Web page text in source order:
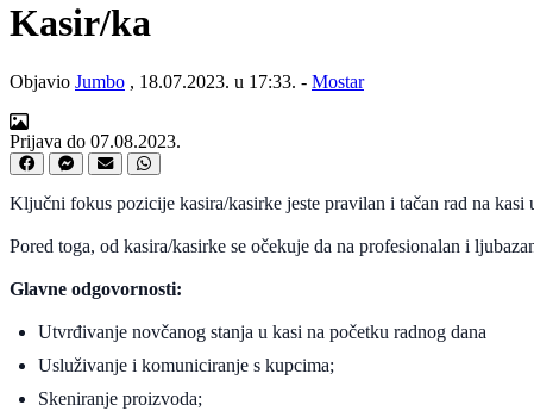
Kasir/ka
Objavio Jumbo , 18.07.2023. u 17:33. - Mostar
Prijava do 07.08.2023.
Ključni fokus pozicije kasira/kasirke jeste pravilan i tačan rad na
Pored toga, od kasira/kasirke se očekuje da na profesionalan i
Glavne odgovornosti:
Utvrđivanje novčanog stanja u kasi na početku radnog dana
Usluživanje i komuniciranje s kupcima;
Skeniranje proizvoda;